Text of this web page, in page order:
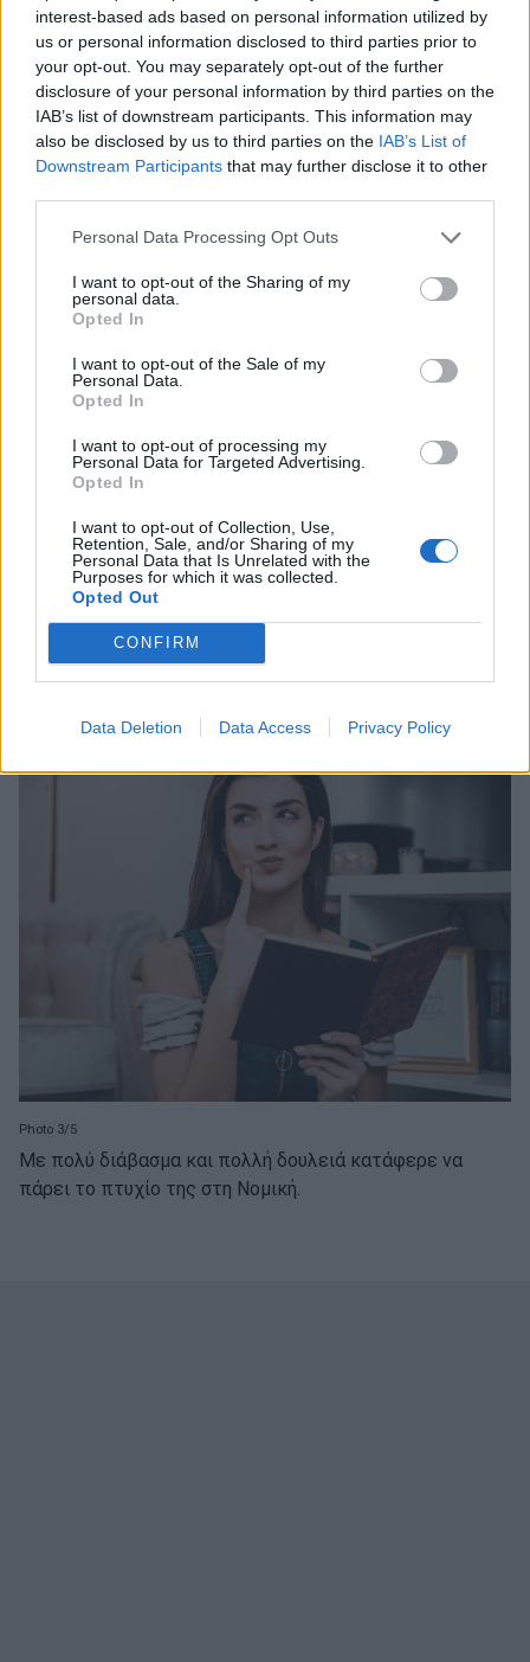
interest-based ads based on personal information utilized by
us or personal information disclosed to third parties prior to
your opt-out. You may separately opt-out of the further
disclosure of your personal information by third parties on the
IAB’s list of downstream participants. This information may
also be disclosed by us to third parties on the IAB’s List of
Downstream Participants that may further disclose it to other
Personal Data Processing Opt Outs
I want to opt-out of the Sharing of my
personal data.
Opted In
I want to opt-out of the Sale of my
Personal Data.
Opted In
I want to opt-out of processing my
Personal Data for Targeted Advertising.
Opted In
I want to opt-out of Collection, Use,
Retention, Sale, and/or Sharing of my
Personal Data that Is Unrelated with the
Purposes for which it was collected.
Opted Out
CONFIRM
Data Deletion Data Access Privacy Policy
Photo 2/5
Λατρεύει τη μόδα και το μόντελινγκ όμως η μοίρα της
Photo 3/5
Με πολύ διάβασμα και πολλή δουλειά κατάφερε να
πάρει το πτυχίο της στη Νομική.